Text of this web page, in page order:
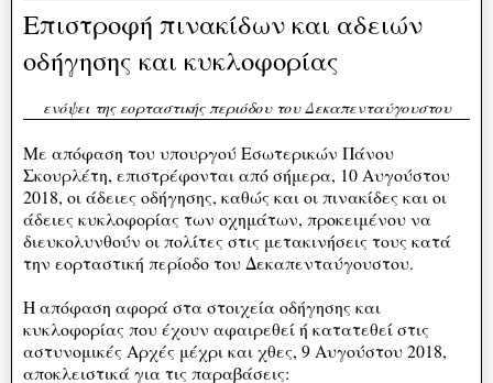
Επιστροφή πινακίδων και αδειών
οδήγησης και κυκλοφορίας
ενόψει της εορταστικής περιόδου του Δεκαπενταύγουστου
Με απόφαση του υπουργού Εσωτερικών Πάνου
Σκουρλέτη, επιστρέφονται από σήμερα, 10 Αυγούστου
2018, οι άδειες οδήγησης, καθώς και οι πινακίδες και οι
άδειες κυκλοφορίας των οχημάτων, προκειμένου να
διευκολυνθούν οι πολίτες στις μετακινήσεις τους κατά
την εορταστική περίοδο του Δεκαπενταύγουστου.
Η απόφαση αφορά στα στοιχεία οδήγησης και
κυκλοφορίας που έχουν αφαιρεθεί ή κατατεθεί στις
αστυνομικές Αρχές μέχρι και χθες, 9 Αυγούστου 2018,
αποκλειστικά για τις παραβάσεις: